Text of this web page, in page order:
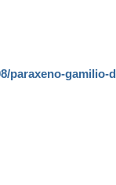
paraxeno-gamilio-